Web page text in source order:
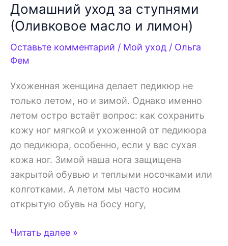
собой
Домашний уход за ступнями
(Оливковое масло и лимон)
Оставьте комментарий / Мой уход / Ольга
Фем
Ухоженная женщина делает педикюр не
только летом, но и зимой. Однако именно
летом остро встаёт вопрос: как сохранить
кожу ног мягкой и ухоженной от педикюра
до педикюра, особенно, если у вас сухая
кожа ног. Зимой наша нога защищена
закрытой обувью и теплыми носочками или
колготками. А летом мы часто носим
открытую обувь на босу ногу,
Домашний
Читать далее »